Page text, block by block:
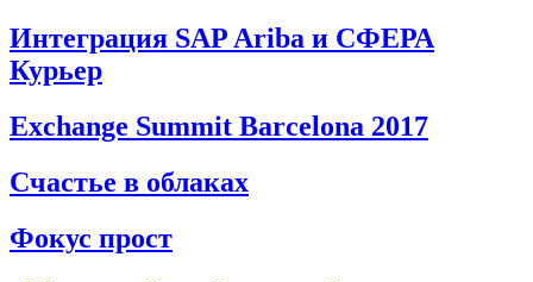
Интеграция SAP Ariba и СФЕРА
Курьер
Exchange Summit Barcelona 2017
Счастье в облаках
Фокус прост